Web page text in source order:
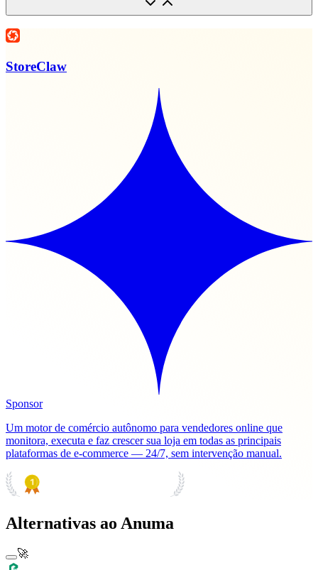
StoreClaw
Sponsor
Um motor de comércio autônomo para vendedores online que
monitora, executa e faz crescer sua loja em todas as principais
plataformas de e-commerce — 24/7, sem intervenção manual.
Alternativas ao Anuma
🚀